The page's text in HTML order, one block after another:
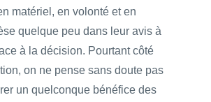
matériel, en volonté et en
quelque peu dans leur avis à
à la décision. Pourtant côté
on ne pense sans doute pas
un quelconque bénéfice des